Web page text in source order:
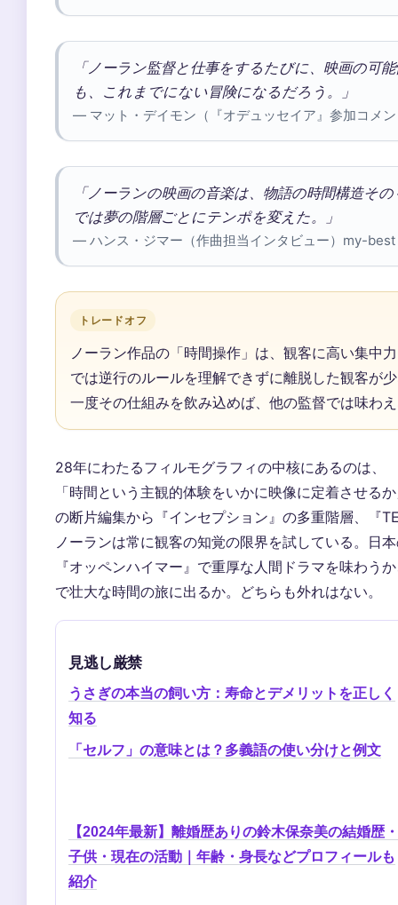
「ノーラン監督と仕事をするたびに、映画の可
も、これまでにない冒険になるだろう。」
— マット・デイモン（『オデュッセイア』参加コメ
「ノーランの映画の音楽は、物語の時間構造そ
では夢の階層ごとにテンポを変えた。」
— ハンス・ジマー（作曲担当インタビュー）my-
トレードオフ
ノーラン作品の「時間操作」は、観客に高い集中
では逆行のルールを理解できずに離脱した観客が
一度その仕組みを飲み込めば、他の監督では味わ
28年にわたるフィルモグラフィの中核にあるのは、
「時間という主観的体験をいかに映像に定着させる
の断片編集から『インセプション』の多重階層、『
ノーランは常に観客の知覚の限界を試している。日
『オッペンハイマー』で重厚な人間ドラマを味わう
で壮大な時間の旅に出るか。どちらも外れはない。
見逃し厳禁
うさぎの本当の飼い方：寿命とデメリットを正しく
知る
「セルフ」の意味とは？多義語の使い分けと例文
【2024年最新】離婚歴ありの鈴木保奈美の結婚歴・
子供・現在の活動｜年齢・身長などプロフィールも
紹介